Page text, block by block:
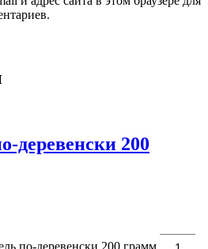
деревенски 200